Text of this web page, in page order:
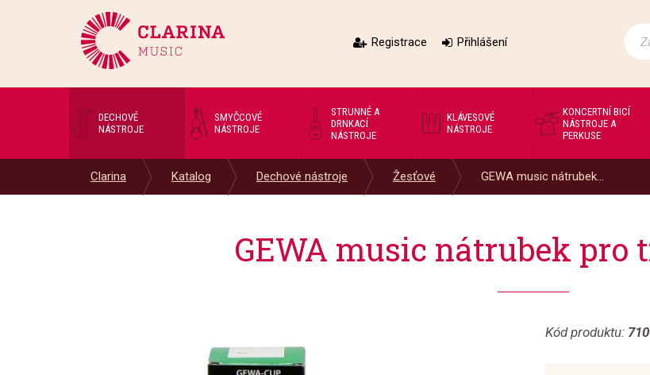
Registrace Přihlášení
DECHOVÉ
NÁSTROJE
SMYČCOVÉ
NÁSTROJE
STRUNNÉ A
DRNKACÍ
NÁSTROJE
KLÁVESOVÉ
NÁSTROJE
KONCERTNÍ BICÍ
NÁSTROJE A
PERKUSE
Clarina Katalog Dechové nástroje Žesťové GEWA music nátrubek...
GEWA music nátrubek pro
Kód produktu: